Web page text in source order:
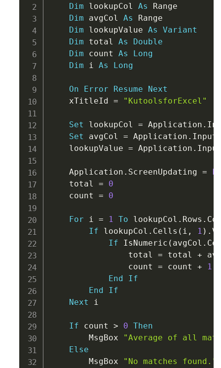
Dim lookupCol As Range
Dim avgCol As Range
Dim lookupValue As
Variant
Dim total As
Double
Dim count As
Long
Dim i As Long
On Error Resume
Next
    xTitleId
= "KutoolsforExcel"
Set lookupCol = Application .
Set avgCol = Application .
    lookupValue
= Application .
    Application
. ScreenUpdating =
    total
=
0
    count
= 0
For i = 1 To lookupCol . Rows .
If lookupCol . Cells ( i , 1 ) .
If IsNumeric ( avgCol .
                total
= total +
                count
= count +
1
End
If
End
If
Next i
If count > 0 Then
        MsgBox
"Average of all
Else
        MsgBox
"No matches found."